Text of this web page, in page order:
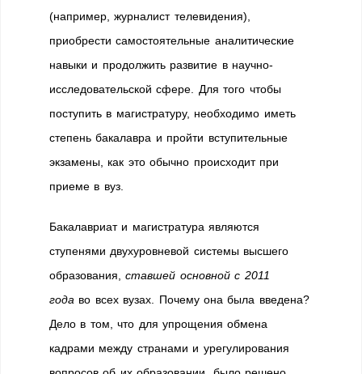
(например, журналист телевидения),
приобрести самостоятельные аналитические
навыки и продолжить развитие в научно-
исследовательской сфере. Для того чтобы
поступить в магистратуру, необходимо иметь
степень бакалавра и пройти вступительные
экзамены, как это обычно происходит при
приеме в вуз.
Бакалавриат и магистратура являются
ступенями двухуровневой системы высшего
образования,ставшей основной с 2011
года во всех вузах. Почему она была введена?
Дело в том, что для упрощения обмена
кадрами между странами и урегулирования